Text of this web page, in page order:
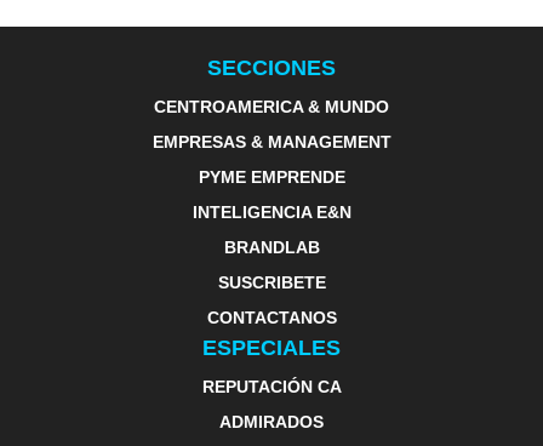
SECCIONES
CENTROAMERICA & MUNDO
EMPRESAS & MANAGEMENT
PYME EMPRENDE
INTELIGENCIA E&N
BRANDLAB
SUSCRIBETE
CONTACTANOS
ESPECIALES
REPUTACIÓN CA
ADMIRADOS